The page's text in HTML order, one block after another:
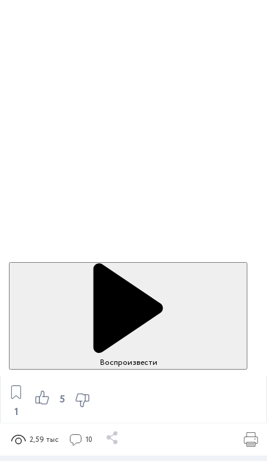
5
1
Воспроизвести
2,59 тыс 10